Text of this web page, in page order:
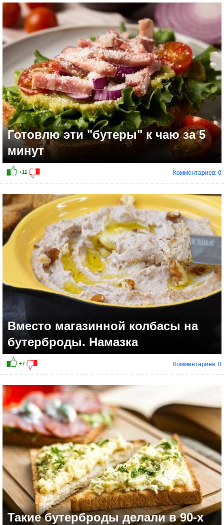
+4
+7
Готовлю эти "бутеры" к чаю за 5
минут
Комментариев: 0
Вместо магазинной колбасы на
бутерброды. Намазка
Комментариев: 0
Такие бутерброды делали в 90-х